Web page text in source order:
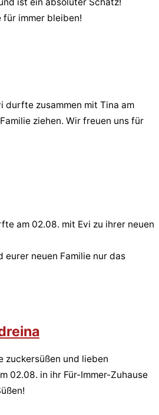
immer bleiben!
durfte zusammen mit Tina am
ziehen. Wir freuen uns für
am 02.08. mit Evi zu ihrer neuen
eurer neuen Familie nur das
zuckersüßen und lieben
02.08. in ihr Für-Immer-Zuhause